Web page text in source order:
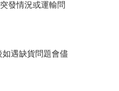
發情況或運輸問
遇缺貨問題會儘